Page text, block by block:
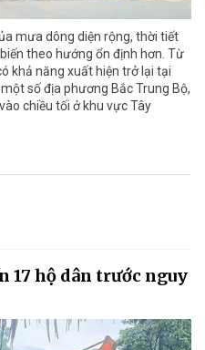
mưa dông diện rộng, thời tiết
theo hướng ổn định hơn. Từ
khả năng xuất hiện trở lại tại
số địa phương Bắc Trung Bộ,
chiều tối ở khu vực Tây
17 hộ dân trước nguy